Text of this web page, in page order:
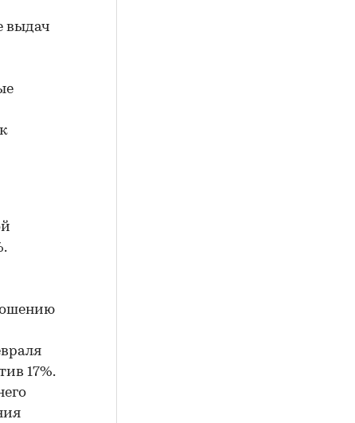
выдач
17%.